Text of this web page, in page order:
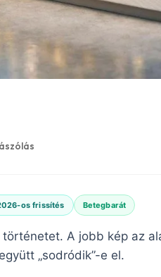
os frissítés Betegbarát
A jobb kép az
„sodródik”-e el.